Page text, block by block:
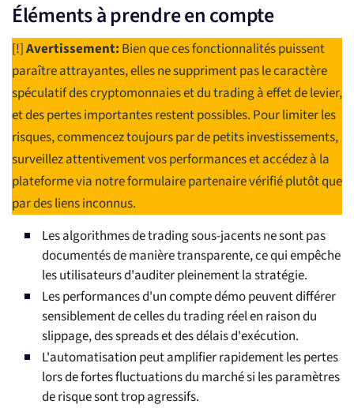
Éléments à prendre en compte
[!]Avertissement: Bien que ces fonctionnalités puissent
paraître attrayantes, elles ne suppriment pas le caractère
spéculatif des cryptomonnaies et du trading à effet de levier,
et des pertes importantes restent possibles. Pour limiter les
risques, commencez toujours par de petits investissements,
surveillez attentivement vos performances et accédez à la
plateforme via notre formulaire partenaire vérifié plutôt que
par des liens inconnus.
Les algorithmes de trading sous-jacents ne sont pas
documentés de manière transparente, ce qui empêche
les utilisateurs d'auditer pleinement la stratégie.
Les performances d'un compte démo peuvent différer
sensiblement de celles du trading réel en raison du
slippage, des spreads et des délais d'exécution.
L'automatisation peut amplifier rapidement les pertes
lors de fortes fluctuations du marché si les paramètres
de risque sont trop agressifs.